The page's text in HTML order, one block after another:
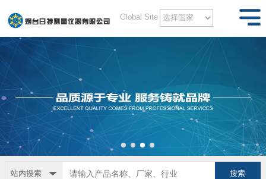
Global Site
站内搜索